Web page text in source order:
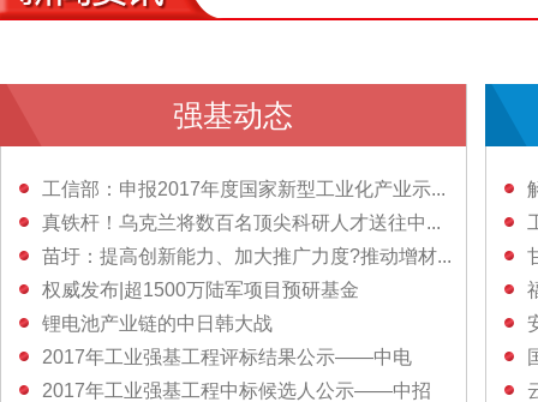
强基动态
工信部：申报2017年度国家新型工业化产业示...
真铁杆！乌克兰将数百名顶尖科研人才送往中...
苗圩：提高创新能力、加大推广力度?推动增材...
权威发布|超1500万陆军项目预研基金
锂电池产业链的中日韩大战
2017年工业强基工程评标结果公示——中电
2017年工业强基工程中标候选人公示——中招